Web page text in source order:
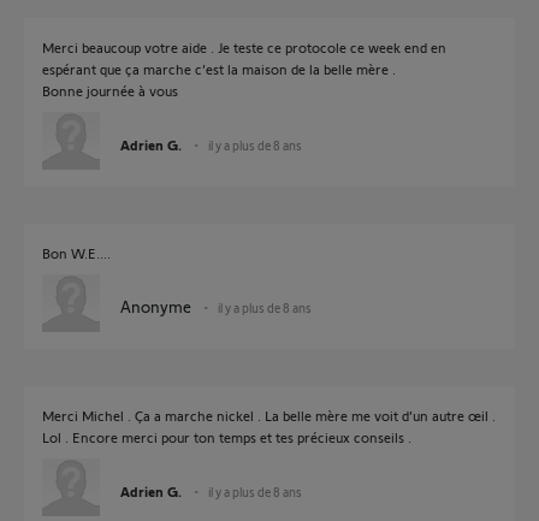
Merci beaucoup votre aide . Je teste ce protocole ce week end en
espérant que ça marche c’est la maison de la belle mère .
Bonne journée à vous
Adrien G. il y a plus de 8 ans
Bon W.E....
Anonyme il y a plus de 8 ans
Merci Michel . Ça a marche nickel . La belle mère me voit d’un autre œil .
Lol . Encore merci pour ton temps et tes précieux conseils .
Adrien G. il y a plus de 8 ans